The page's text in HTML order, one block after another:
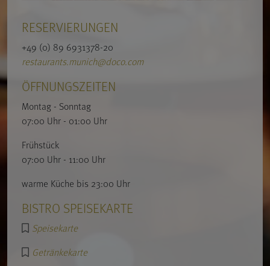
RESERVIERUNGEN
+49 (0) 89 6931378-20
restaurants.munich@doco.com
ÖFFNUNGSZEITEN
Montag - Sonntag
07:00 Uhr - 01:00 Uhr
Frühstück
07:00 Uhr - 11:00 Uhr
warme Küche bis 23:00 Uhr
BISTRO SPEISEKARTE
Speisekarte
Getränkekarte